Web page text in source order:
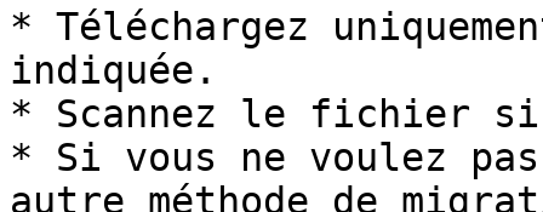
* Téléchargez
indiquée.
* Scannez le fichier
* Si vous ne voulez
autre méthode de